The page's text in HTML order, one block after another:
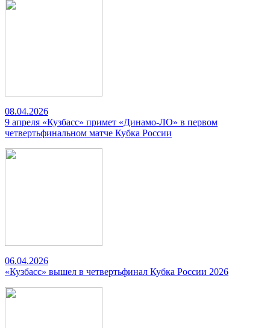
08.04.2026
9 апреля «Кузбасс» примет «Динамо-ЛО» в первом
четвертьфинальном матче Кубка России
06.04.2026
«Кузбасс» вышел в четвертьфинал Кубка России 2026